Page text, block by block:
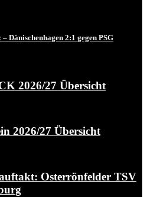
Dänischenhagen 2:1 gegen PSG
2026/27 Übersicht
2026/27 Übersicht
Osterrönfelder TSV